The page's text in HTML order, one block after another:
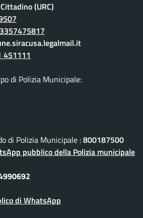
(URC)
451111
di Polizia Municipale:
di Polizia Municipale :800187500
pubblico della Polizia municipale
di WhatsApp